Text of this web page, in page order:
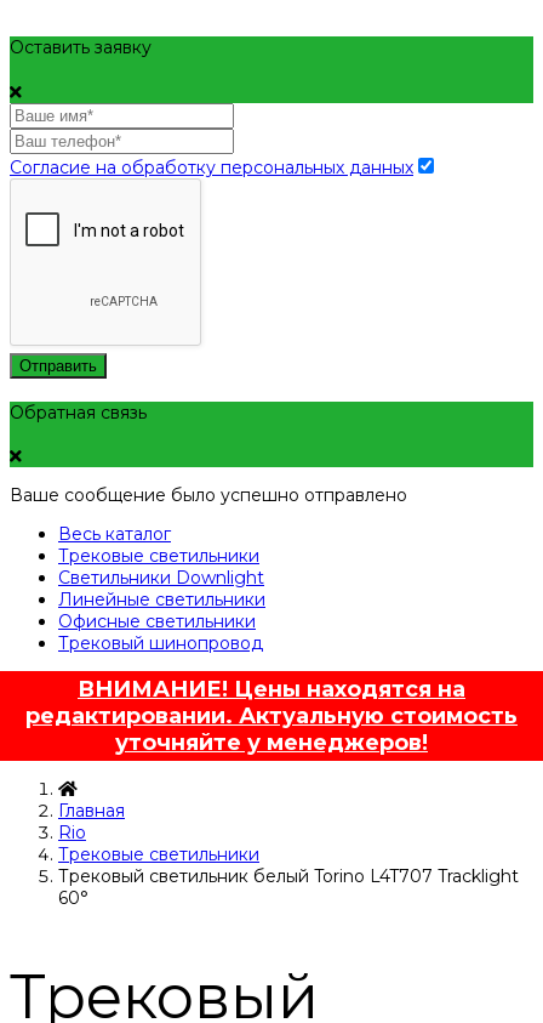
Оставить заявку
Согласие на обработку персональных данных
Отправить
Обратная связь
Ваше сообщение было успешно отправлено
Весь каталог
Трековые светильники
Светильники Downlight
Линейные светильники
Офисные светильники
Трековый шинопровод
ВНИМАНИЕ! Цены находятся на
редактировании. Актуальную стоимость
уточняйте у менеджеров!
Главная
Rio
Трековые светильники
Трековый светильник белый Torino L4T707 Tracklight
60°
Трековый